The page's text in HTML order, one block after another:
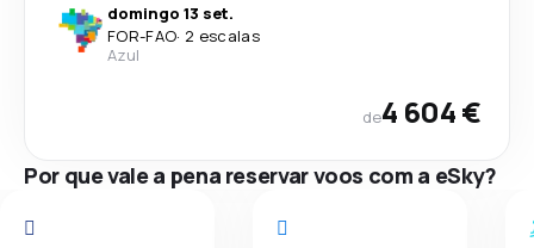
domingo 13 set.
FOR-FAO· 2 escalas
Azul
de4 604 €
Por que vale a pena reservar voos com a eSky?